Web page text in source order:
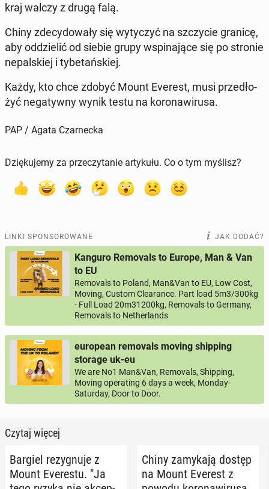
kraj walczy z drugą falą.
Chiny zde­cy­do­wa­ły się wy­ty­czyć na szczy­cie granicę,
aby od­dzie­lić od siebie grupy wspi­na­ją­ce się po stronie
ne­pal­skiej i ty­be­tań­skiej.
Każdy, kto chce zdobyć Mount Everest, musi przed­ło­
żyć ne­ga­tyw­ny wynik testu na ko­ro­na­wi­ru­sa.
PAP / Agata Czarnecka
Dziękujemy za przeczytanie artykułu. Co o tym myślisz?
LINKI SPONSOROWANE JAK DODAĆ?
Kanguro Removals to Europe, Man & Van
to EU
Removals to Poland, Man&Van to EU, Low Cost,
Moving, Custom Clearance. Part load 5m3/300kg
- Full Load 20m31200kg, Removals to Germany,
Removals to Netherlands
european removals moving shipping
storage uk-eu
We are No1 Man&Van, Removals, Shipping,
Moving operating 6 days a week, Monday-
Saturday, Door to Door.
Czytaj więcej
Bargiel re­zy­gnu­je z
Mount Eve­re­stu. "Ja
Chiny za­my­ka­ją dostęp
na Mount Everest z